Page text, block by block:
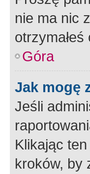
nie ma nic
Góra
Jak mogę
Jeśli
Klikając
kroków, by